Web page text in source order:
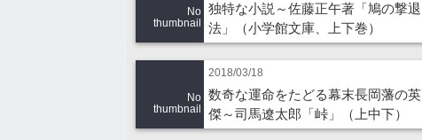
No
thumbnail
独特な小説～佐藤正午著「鳩の撃退
法」（小学館文庫、上下巻）
No
thumbnail
2018/03/18
数奇な運命をたどる幕末長岡藩の英
傑～司馬遼太郎「峠」（上中下）